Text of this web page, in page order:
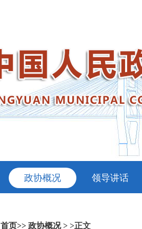
政协概况 领导讲话
首页>> 政协概况> >正文